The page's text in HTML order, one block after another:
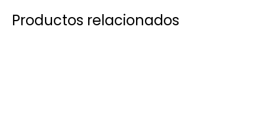
Productos relacionados